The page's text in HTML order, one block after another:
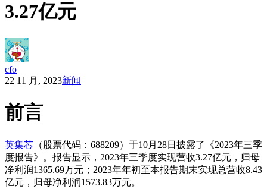
3.27亿元
cfo
22 11 月, 2023新闻
前言
英集芯 （股票代码：688209）于10月28日披露了《2023年三季
度报告》。报告显示，2023年三季度实现营收3.27亿元，归母
净利润1365.69万元；2023年年初至本报告期末实现总营收8.43
亿元，归母净利润1573.83万元。